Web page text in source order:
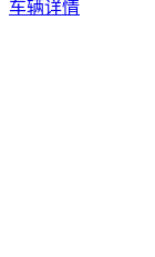
车辆详情